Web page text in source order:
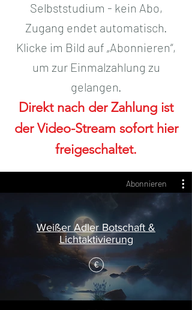
Selbststudium - kein Abo,
Zugang endet automatisch.
Klicke im Bild auf „Abonnieren“,
um zur Einmalzahlung zu
gelangen.
Direkt nach der Zahlung ist
der Video-Stream sofort hier
freigeschaltet.
Abonnieren
Weißer Adler Botschaft &
Lichtaktivierung
€